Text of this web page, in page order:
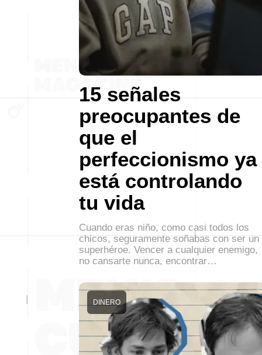
15 señales
preocupantes de
que el
perfeccionismo ya
está controlando
tu vida
Cuando eras niño, como casi todos los
chicos, seguramente soñabas con ser un
superhéroe. Vencer a cualquier enemigo,
no cansarte nunca, encontrar…
DINERO